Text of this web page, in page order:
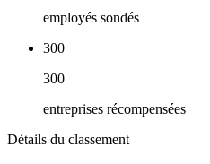
employés sondés
300
300
entreprises récompensées
Détails du classement